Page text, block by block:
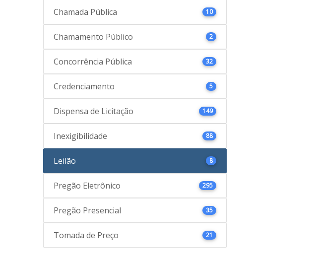
Chamada Pública 10
Chamamento Público 2
Concorrência Pública 32
Credenciamento 5
Dispensa de Licitação 149
Inexigibilidade 88
Leilão 8
Pregão Eletrônico 295
Pregão Presencial 35
Tomada de Preço 21